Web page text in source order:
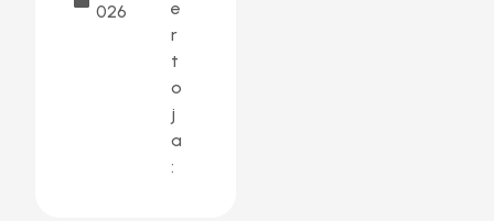
026
e
r
t
o
j
a
: